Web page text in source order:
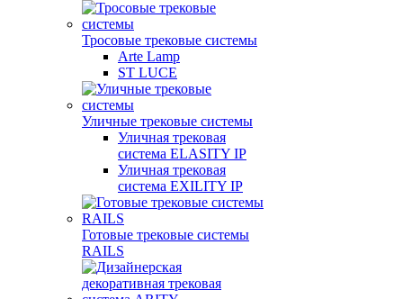
Тросовые трековые системы
Arte Lamp
ST LUCE
Уличные трековые системы
Уличная трековая
система ELASITY IP
Уличная трековая
система EXILITY IP
Готовые трековые системы
RAILS